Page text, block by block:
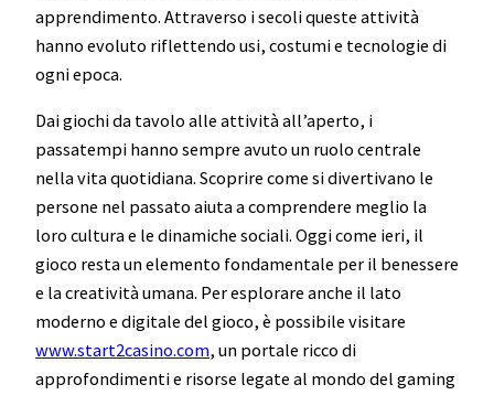
apprendimento. Attraverso i secoli queste attività
hanno evoluto riflettendo usi, costumi e tecnologie di
ogni epoca.
Dai giochi da tavolo alle attività all’aperto, i
passatempi hanno sempre avuto un ruolo centrale
nella vita quotidiana. Scoprire come si divertivano le
persone nel passato aiuta a comprendere meglio la
loro cultura e le dinamiche sociali. Oggi come ieri, il
gioco resta un elemento fondamentale per il benessere
e la creatività umana. Per esplorare anche il lato
moderno e digitale del gioco, è possibile visitare
www.start2casino.com, un portale ricco di
approfondimenti e risorse legate al mondo del gaming